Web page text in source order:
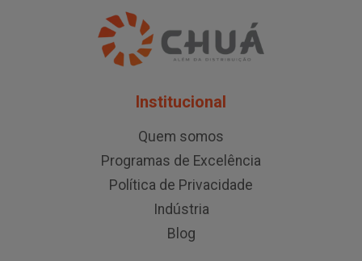
Institucional
Quem somos
Programas de Excelência
Política de Privacidade
Indústria
Blog